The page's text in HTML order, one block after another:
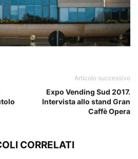
Articolo successivo
Expo Vending Sud 2017.
Intervista allo stand Gran
Caffè Opera
CORRELATI